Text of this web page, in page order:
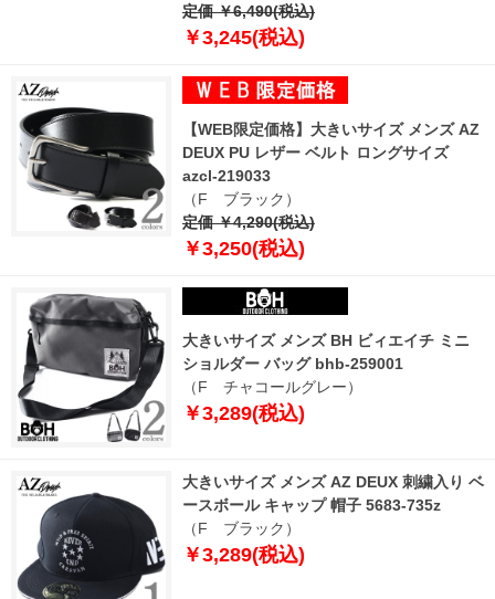
定価 ￥6,490(税込)
￥3,245(税込)
【WEB限定価格】大きいサイズ メンズ AZ
DEUX PU レザー ベルト ロングサイズ
azcl-219033
（F ブラック）
定価 ￥4,290(税込)
￥3,250(税込)
大きいサイズ メンズ BH ビィエイチ ミニ
ショルダー バッグ bhb-259001
（F チャコールグレー）
￥3,289(税込)
大きいサイズ メンズ AZ DEUX 刺繍入り ベ
ースボール キャップ 帽子 5683-735z
（F ブラック）
￥3,289(税込)